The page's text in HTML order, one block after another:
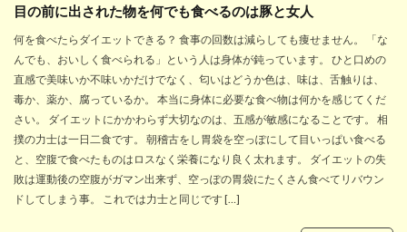
目の前に出された物を何でも食べるのは豚と女人
何を食べたらダイエットできる？ 食事の回数は減らしても痩せません。 「な
んでも、おいしく食べられる」という人は身体が鈍っています。 ひと口めの
直感で美味いか不味いかだけでなく、匂いはどうか色は、味は、舌触りは、
毒か、薬か、腐っているか。 本当に身体に必要な食べ物は何かを感じてくだ
さい。 ダイエットにかかわらず大切なのは、五感が敏感になることです。 相
撲の力士は一日二食です。 朝稽古をし胃袋を空っぽにして目いっぱい食べる
と、空腹で食べたものはロスなく栄養になり良く太れます。 ダイエットの失
敗は運動後の空腹がガマン出来ず、空っぽの胃袋にたくさん食べてリバウン
ドしてしまう事。 これでは力士と同じです […]